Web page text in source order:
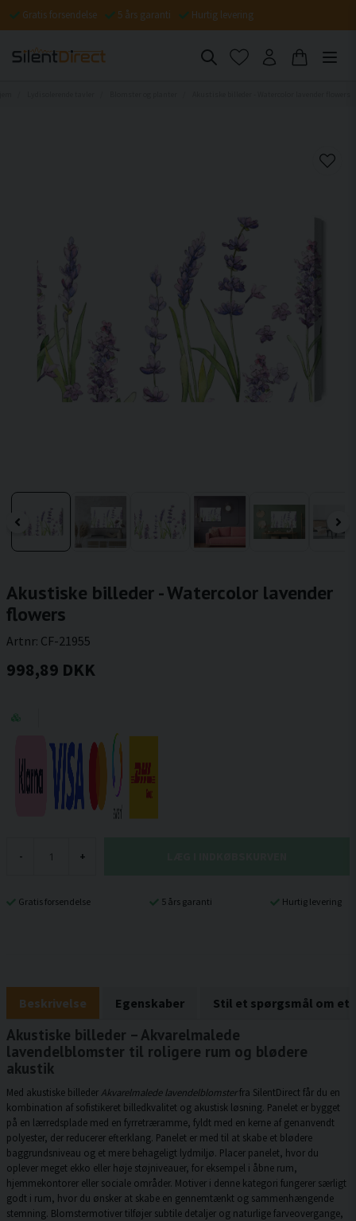
Gratis forsendelse 5 års garanti Hurtig levering
Akustiske billeder - Watercolor lavender
flowers
Artnr: CF-21955
998,89 DKK
- +
Gratis forsendelse 5 års garanti Hurtig levering
Beskrivelse Egenskaber Stil et spørgsmål om et
Akustiske billeder – Akvarelmalede
lavendelblomster til roligere rum og blødere
akustik
Med akustiske billeder Akvarelmalede lavendelblomsterfra SilentDirect får du en
kombination af sofistikeret billedkvalitet og akustisk løsning. Panelet er bygget
på en lærredsplade med en fyrretræramme, fyldt med en kerne af genanvendt
polyester, der reducerer efterklang. Panelet er med til at skabe et blødere
baggrundsniveau og et mere behageligt lydmiljø. Placer panelet, hvor du
oplever meget ekko eller høje støjniveauer, for eksempel i åbne rum,
hjemmekontorer eller sociale områder. Motiver i denne kategori fungerer særligt
godt i rum, hvor du ønsker at skabe en gennemtænkt og sammenhængende
stemning. Blomstermotiver tilføjer subtile detaljer og naturlige farveovergange,